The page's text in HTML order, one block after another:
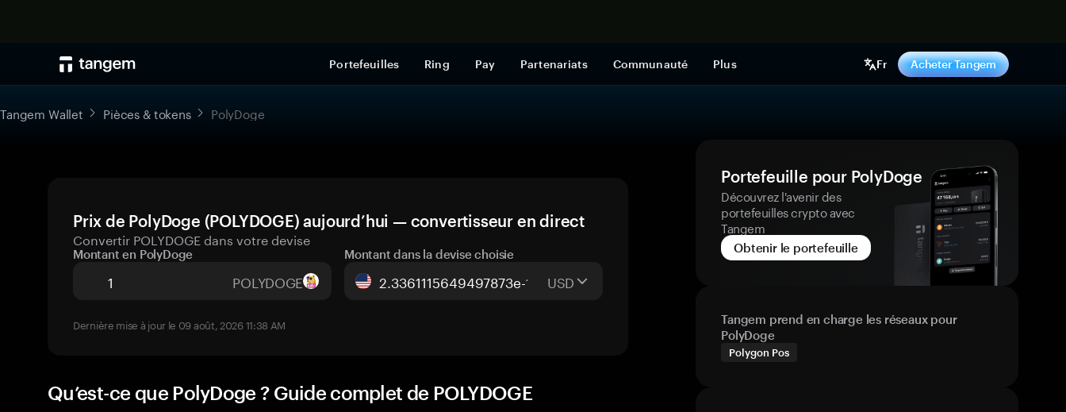
Portefeuilles Ring Pay Partenariats Communauté Plus Fr Acheter Tangem
Tangem Wallet Pièces & tokens PolyDoge
Prix de PolyDoge (POLYDOGE) aujourd’hui — convertisseur en direct
Convertir POLYDOGE dans votre devise
Montant en PolyDoge
POLYDOGE
Montant dans la devise choisie
USD
Dernière mise à jour le 09 août, 2026 11:38 AM
Qu’est-ce que PolyDoge ? Guide complet de POLYDOGE
Portefeuille pour PolyDoge
Découvrez l'avenir des
portefeuilles crypto avec
Tangem
Obtenir le portefeuille
Tangem prend en charge les réseaux pour
PolyDoge
Polygon Pos